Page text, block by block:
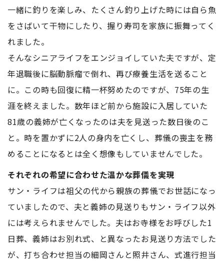
一緒に釣りを楽しみ、たくさん釣り上げた時には自ら魚
をさばいて干物にしたり、握り寿司を家族に振舞ってく
れました。
そんなシニアライフをエンジョイしていた夫ですが、定
年退職後に脳動脈瘤で倒れ、再び療養生活を送ること
に。この時も回復に精一杯努めたのですが、75年の生
涯を終えました。数年ほど前から施設に入居していた
81歳の義姉が亡くなったのは夫を見送った数日後のこ
と。時を置かずに2人の身内を亡くし、葬儀の喪主を務
めることになるとは全く想像もしていませんでした。
それぞれの希望に合わせた温かな葬儀を実現
サン・ライフは祖父の代から親族の葬儀でお世話になっ
ていましたので、夫と義姉の見送りもサン・ライフ以外
には考えられませんでした。夫はお寺様をお呼びした1
日葬、義姉はお別れ式、と異なったお見送り方法でした
が、打ち合わせ担当の細岡さんと照井さん、式進行担当